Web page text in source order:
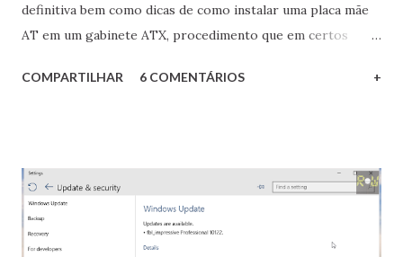
definitiva bem como dicas de como instalar uma placa mãe
AT em um gabinete ATX, procedimento que em certos
AT disponíveis a um preço justo. Acompanhe tudo aqui com
COMPARTILHAR 6 COMENTÁRIOS +